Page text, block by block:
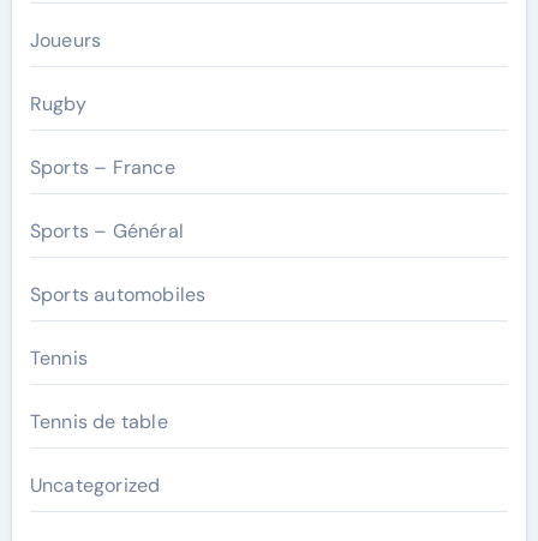
Joueurs
Rugby
Sports – France
Sports – Général
Sports automobiles
Tennis
Tennis de table
Uncategorized